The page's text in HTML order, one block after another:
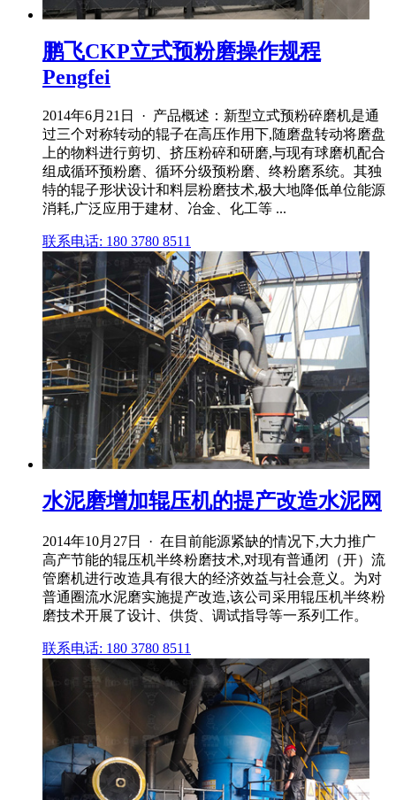
鹏飞CKP立式预粉磨操作规程
Pengfei
2014年6月21日 · 产品概述：新型立式预粉碎磨机是通
过三个对称转动的辊子在高压作用下,随磨盘转动将磨盘
上的物料进行剪切、挤压粉碎和研磨,与现有球磨机配合
组成循环预粉磨、循环分级预粉磨、终粉磨系统。其独
特的辊子形状设计和料层粉磨技术,极大地降低单位能源
消耗,广泛应用于建材、冶金、化工等 ...
联系电话: 180 3780 8511
水泥磨增加辊压机的提产改造水泥网
2014年10月27日 · 在目前能源紧缺的情况下,大力推广
高产节能的辊压机半终粉磨技术,对现有普通闭（开）流
管磨机进行改造具有很大的经济效益与社会意义。为对
普通圈流水泥磨实施提产改造,该公司采用辊压机半终粉
磨技术开展了设计、供货、调试指导等一系列工作。
联系电话: 180 3780 8511